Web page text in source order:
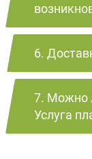
6.
7. Можно
Услуга